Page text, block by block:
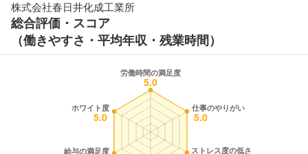
株式会社春日井化成工業所
総合評価・スコア
（働きやすさ・平均年収・残業時間）